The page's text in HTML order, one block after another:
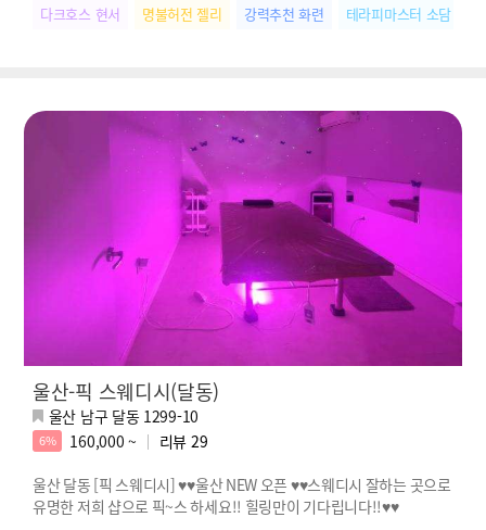
다크호스 현서 명불허전 젤리 강력추천 화련 테라피마스터 소담
울산-픽 스웨디시(달동)
울산 남구 달동 1299-10
6% 160,000 ~ 리뷰 29
울산 달동 [픽 스웨디시] ♥♥울산 NEW 오픈 ♥♥스웨디시 잘하는 곳으로
유명한 저희 샵으로 픽~스 하세요!! 힐링만이 기다립니다!!♥♥